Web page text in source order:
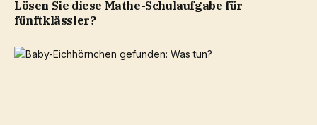
Lösen Sie diese Mathe-Schulaufgabe für
fünftklässler?